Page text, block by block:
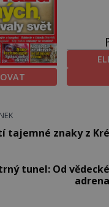
tajemné znaky z
tunel: Od